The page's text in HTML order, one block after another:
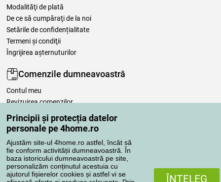
Principii și protecția datelor
personale pe 4home.ro
Ajustăm site-ul 4home.ro astfel, încât să
fie conform activității dumneavoastră. În
baza istoricului dumneavoastră pe site,
personalizăm conținutul acestuia cu
ajutorul fișierelor cookies și astfel vi se
ÎNŢELEG
Modalităţi de plată
De ce să cumpăraţi de la noi
Setările de confidențialitate
Termeni şi condiţii
Îngrijirea așternuturilor
Comenzile dumneavoastră
Contul meu
Revizuirea comenzilor
Reclamaţii
Retragere de la contract
Regulile de procesare a recenziilor
Metode de transport